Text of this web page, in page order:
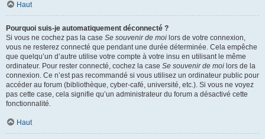
Haut
Pourquoi suis-je automatiquement déconnecté ?
Si vous ne cochez pas la case Se souvenir de moi lors de votre connexion,
vous ne resterez connecté que pendant une durée déterminée. Cela empêche
que quelqu’un d’autre utilise votre compte à votre insu en utilisant le même
ordinateur. Pour rester connecté, cochez la case Se souvenir de moi lors de la
connexion. Ce n’est pas recommandé si vous utilisez un ordinateur public pour
accéder au forum (bibliothèque, cyber-café, université, etc.). Si vous ne voyez
pas cette case, cela signifie qu’un administrateur du forum a désactivé cette
fonctionnalité.
Haut